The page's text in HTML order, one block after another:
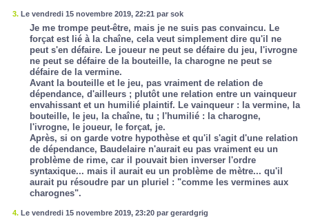
3. Le vendredi 15 novembre 2019, 22:21 par sok
Je me trompe peut-être, mais je ne suis pas convaincu. Le
forçat est lié à la chaîne, cela veut simplement dire qu'il ne
peut s'en défaire. Le joueur ne peut se défaire du jeu, l'ivrogne
ne peut se défaire de la bouteille, la charogne ne peut se
défaire de la vermine.
Avant la bouteille et le jeu, pas vraiment de relation de
dépendance, d'ailleurs ; plutôt une relation entre un vainqueur
envahissant et un humilié plaintif. Le vainqueur : la vermine, la
bouteille, le jeu, la chaîne, tu ; l'humilié : la charogne,
l'ivrogne, le joueur, le forçat, je.
Après, si on garde votre hypothèse et qu'il s'agit d'une relation
de dépendance, Baudelaire n'aurait eu pas vraiment eu un
problème de rime, car il pouvait bien inverser l'ordre
syntaxique... mais il aurait eu un problème de mètre... qu'il
aurait pu résoudre par un pluriel : "comme les vermines aux
charognes".
4. Le vendredi 15 novembre 2019, 23:20 par gerardgrig